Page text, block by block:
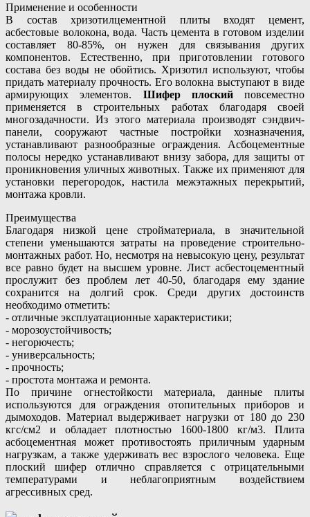
Применение и особенности
В состав хризотилцементной плиты входят цемент,
асбестовые волокона, вода. Часть цемента в готовом изделии
составляет 80-85%, он нужен для связывания других
компонентов. Естественно, при приготовлении готового
состава без воды не обойтись. Хризотил используют, чтобы
придать материалу прочность. Его волокна выступают в виде
армирующих элементов. Шифер плоскийповсеместно
применяется в строительных работах благодаря своей
многозадачности. Из этого материала производят сэндвич-
панели, сооружают частные постройки хозназначения,
устанавливают разнообразные ограждения. Асбоцементные
полосы нередко устанавливают внизу забора, для защиты от
проникновения уличных животных. Также их применяют для
установки перегородок, настила межэтажных перекрытий,
монтажа кровли.
Преимущества
Благодаря низкой цене стройматериала, в значительной
степени уменьшаются затраты на проведение строительно-
монтажных работ. Но, несмотря на невысокую цену, результат
все равно будет на высшем уровне. Лист асбестоцементный
прослужит без проблем лет 40-50, благодаря ему здание
сохранится на долгий срок. Среди других достоинств
необходимо отметить:
- отличные эксплуатационные характеристики;
- морозоустойчивость;
- негорючесть;
- универсальность;
- прочность;
- простота монтажа и ремонта.
По причине огнестойкости материала, данные плиты
используются для ограждения отопительных приборов и
дымоходов. Материал выдерживает нагрузки от 180 до 230
кгс/см2 и обладает плотностью 1600-1800 кг/м3. Плита
асбоцементная может противостоять приличным ударным
нагрузкам, а также удерживать вес взрослого человека. Еще
плоский шифер отлично справляется с отрицательными
температурами и неблагоприятным воздействием
агрессивных сред.